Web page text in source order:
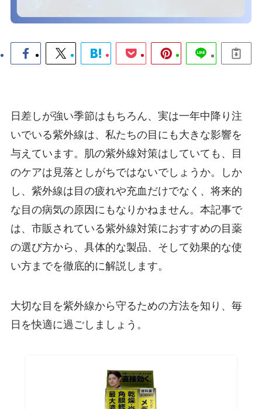
日差しが強い季節はもちろん、実は一年中降り注
いでいる紫外線は、私たちの目にも大きな影響を
与えています。肌の紫外線対策はしていても、目
のケアは見落としがちではないでしょうか。しか
し、紫外線は目の疲れや充血だけでなく、将来的
な目の病気の原因にもなりかねません。本記事で
は、市販されている紫外線対策におすすめの目薬
の選び方から、具体的な製品、そして効果的な使
い方までを徹底的に解説します。
大切な目を紫外線から守るための方法を知り、毎
日を快適に過ごしましょう。